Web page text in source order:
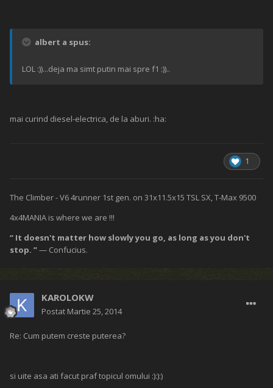
albert a spus:
LOL :))...deja ma simt putin mai spre f1 :))..
mai curind diesel-electrica, de la aburi. :ha:
1
The Climber - V6 4runner 1st gen. on 31x11.5x15 TSL SX, T-Max 9500
4x4MANIA is where we are !!!
“ It doesn't matter how slowly you go, as long as you don't
stop. ”— Confucius.
KAROLOKW
Postat Martie 25, 2014
Re: Cum putem creste puterea?
si uite asa ati facut praf topicul omului :):):)